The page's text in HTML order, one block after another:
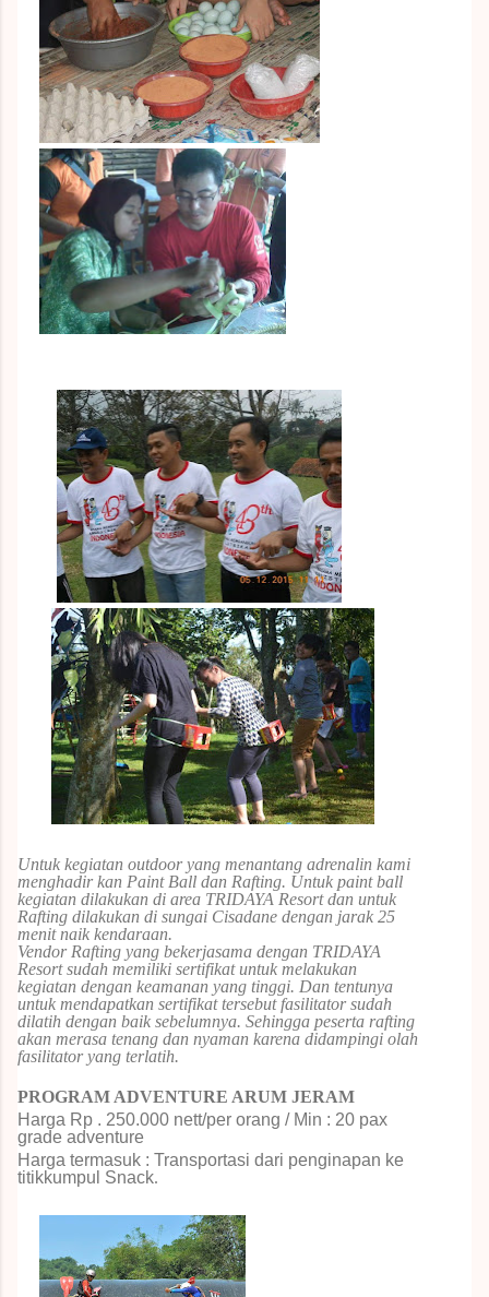
Untuk kegiatan outdoor yang menantang adrenalin kami
menghadir kan Paint Ball dan Rafting. Untuk paint ball
kegiatan dilakukan di area TRIDAYA Resort dan untuk
Rafting dilakukan di sungai Cisadane dengan jarak 25
menit naik kendaraan.
Vendor Rafting yang bekerjasama dengan TRIDAYA
Resort sudah memiliki sertifikat untuk melakukan
kegiatan dengan keamanan yang tinggi. Dan tentunya
untuk mendapatkan sertifikat tersebut fasilitator sudah
dilatih dengan baik sebelumnya. Sehingga peserta rafting
akan merasa tenang dan nyaman karena didampingi olah
fasilitator yang terlatih.
PROGRAM ADVENTURE ARUM JERAM
Harga Rp . 250.000 nett/per orang / Min : 20 pax
grade adventure
Harga termasuk : Transportasi dari penginapan ke
titikkumpul Snack.